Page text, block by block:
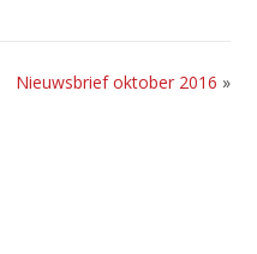
Nieuwsbrief oktober 2016 »